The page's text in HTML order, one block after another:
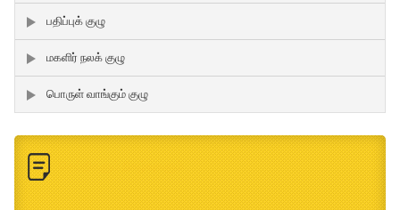
பதிப்புக் குழு
மகளிர் நலக் குழு
பொருள் வாங்கும் குழு
செய்திகளும் நிகழ்வுகளும்